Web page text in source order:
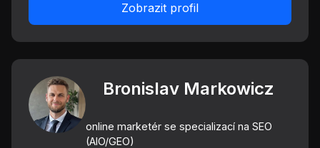
Zobrazit profil
Bronislav Markowicz
online marketér se specializací na SEO
(AIO/GEO)